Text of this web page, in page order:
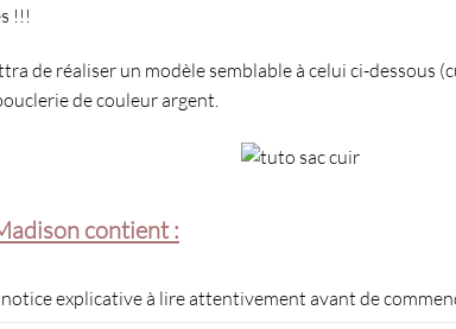
!!!
de réaliser un modèle semblable à celui ci-dessous
de couleur argent.
contient :
explicativeà lire attentivement avant de